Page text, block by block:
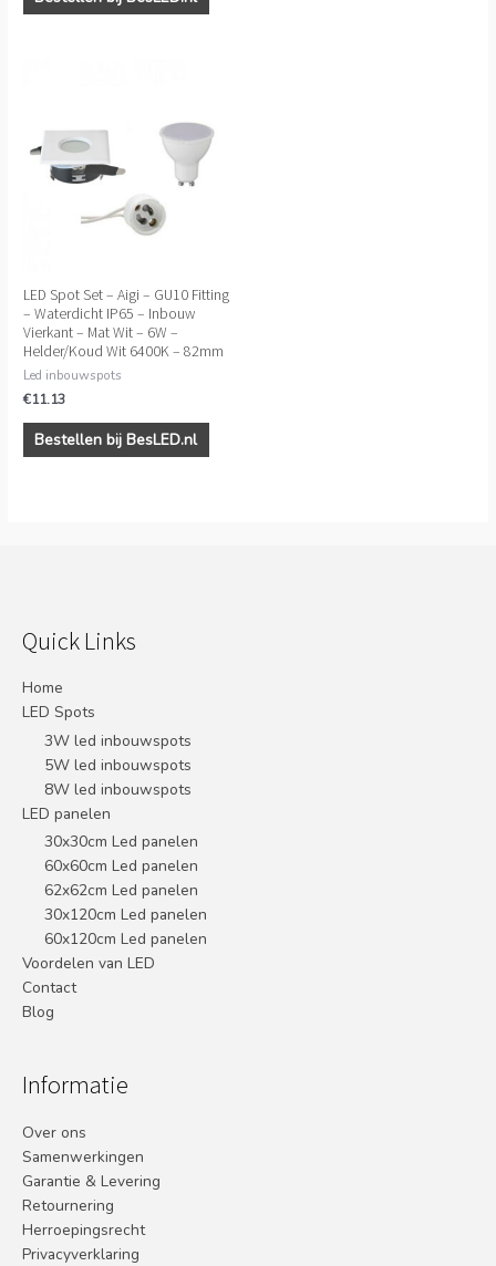
LED Spot Set – Aigi – GU10 Fitting
– Waterdicht IP65 – Inbouw
Vierkant – Mat Wit – 6W –
Helder/Koud Wit 6400K – 82mm
Led inbouwspots
€11.13
Bestellen bij BesLED.nl
Quick Links
Home
LED Spots
3W led inbouwspots
5W led inbouwspots
8W led inbouwspots
LED panelen
30x30cm Led panelen
60x60cm Led panelen
62x62cm Led panelen
30x120cm Led panelen
60x120cm Led panelen
Voordelen van LED
Contact
Blog
Informatie
Over ons
Samenwerkingen
Garantie & Levering
Retournering
Herroepingsrecht
Privacyverklaring